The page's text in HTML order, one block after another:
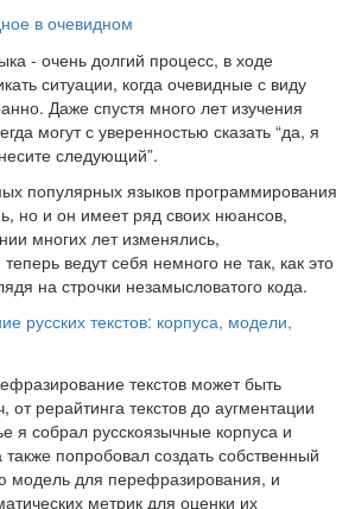
в очевидном
- очень долгий процесс, в ходе
ситуации, когда очевидные с виду
Даже спустя много лет изучения
могут с уверенностью сказать “да, я
следующий”.
популярных языков программирования
но и он имеет ряд своих нюансов,
многих лет изменялись,
ведут себя немного не так, как это
на строчки незамысловатого кода.
русских текстов: корпуса, модели,
текстов может быть
от рерайтинга текстов до аугментации
я собрал русскоязычные корпуса и
попробовал создать собственный
модель для перефразирования, и
метрик для оценки их